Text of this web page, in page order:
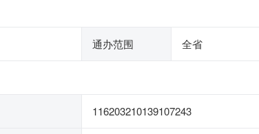
通办范围 全省
116203210139107243